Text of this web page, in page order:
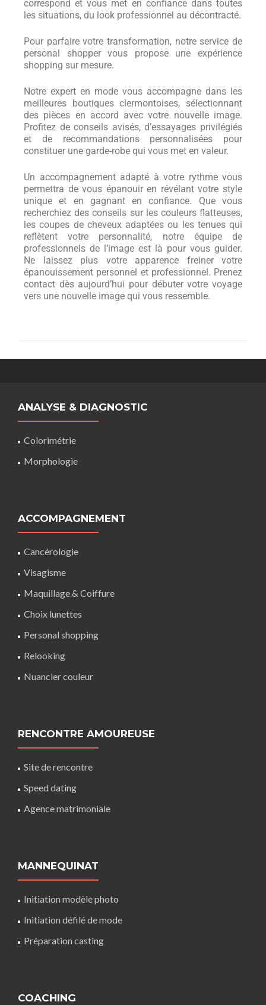
correspond et vous met en confiance dans toutes
les situations, du look professionnel au décontracté.
Pour parfaire votre transformation, notre service de
personal shopper vous propose une expérience
shopping sur mesure.
Notre expert en mode vous accompagne dans les
meilleures boutiques clermontoises, sélectionnant
des pièces en accord avec votre nouvelle image.
Profitez de conseils avisés, d’essayages privilégiés
et de recommandations personnalisées pour
constituer une garde-robe qui vous met en valeur.
Un accompagnement adapté à votre rythme vous
permettra de vous épanouir en révélant votre style
unique et en gagnant en confiance. Que vous
recherchiez des conseils sur les couleurs flatteuses,
les coupes de cheveux adaptées ou les tenues qui
reflètent votre personnalité, notre équipe de
professionnels de l’image est là pour vous guider.
Ne laissez plus votre apparence freiner votre
épanouissement personnel et professionnel. Prenez
contact dès aujourd’hui pour débuter votre voyage
vers une nouvelle image qui vous ressemble.
ANALYSE & DIAGNOSTIC
Colorimétrie
Morphologie
ACCOMPAGNEMENT
Cancérologie
Visagisme
Maquillage& Coiffure
Choix lunettes
Personal shopping
Relooking
Nuancier couleur
RENCONTRE AMOUREUSE
Site de rencontre
Speed dating
Agence matrimoniale
MANNEQUINAT
Initiation modèle photo
Initiation défilé de mode
Préparation casting
COACHING